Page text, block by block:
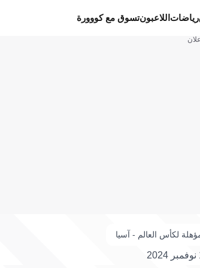
رياضات اللاعبونتسوق مع كووورة
إعلان
لكأس العالم - آسيا